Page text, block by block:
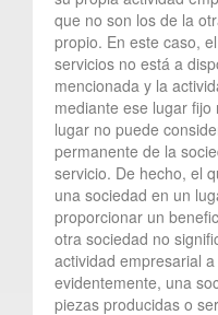
que no son los de la
propio. En este caso,
servicios no está a
mencionada y la
mediante ese lugar
lugar no puede
permanente de la
servicio. De hecho, el
una sociedad en un
proporcionar un
otra sociedad no
actividad empresarial
evidentemente, una
piezas producidas o